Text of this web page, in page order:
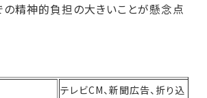
の精神的負担の大きいことが懸念点
テレビCM、新聞広告、折り込